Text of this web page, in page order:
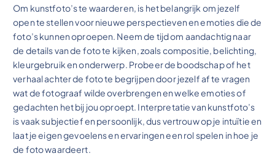
Om kunstfoto’s te waarderen, is het belangrijk om jezelf
open te stellen voor nieuwe perspectieven en emoties die de
foto’s kunnen oproepen. Neem de tijd om aandachtig naar
de details van de foto te kijken, zoals compositie, belichting,
kleurgebruik en onderwerp. Probeer de boodschap of het
verhaal achter de foto te begrijpen door jezelf af te vragen
wat de fotograaf wilde overbrengen en welke emoties of
gedachten het bij jou oproept. Interpretatie van kunstfoto’s
is vaak subjectief en persoonlijk, dus vertrouw op je intuïtie en
laat je eigen gevoelens en ervaringen een rol spelen in hoe je
de foto waardeert.